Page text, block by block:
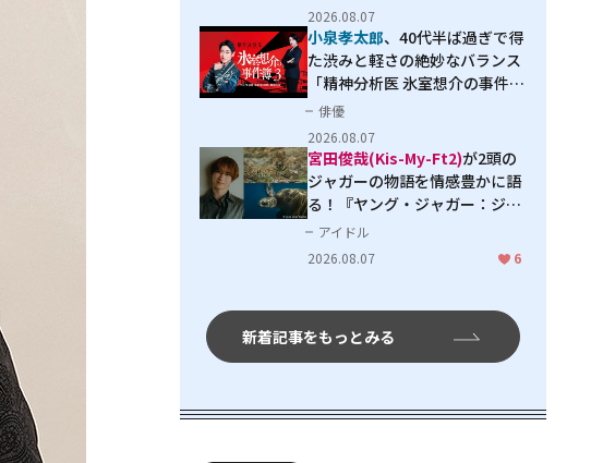
2026.08.07
小泉孝太郎、40代半ば過ぎで得
た渋みと軽さの絶妙なバランス
「精神分析医 氷室想介の事件簿
３」で見せる進化
俳優
2026.08.07
宮田俊哉(Kis-My-Ft2)が2頭の
ジャガーの物語を情感豊かに語
る！『ヤング・ジャガー：ジャ
ングル王への道』『ジャガーと
ウミガメの物語：熱帯林の守護
アイドル
2026.08.07
6
新着記事をもっとみる